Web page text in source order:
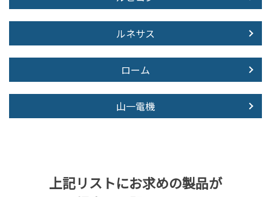
ルネサス
ローム
山一電機
上記リストにお求めの製品が